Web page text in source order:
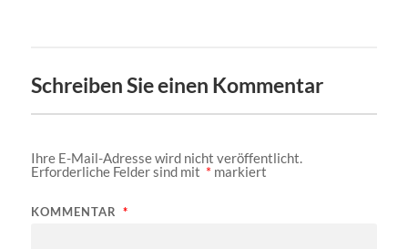
Schreiben Sie einen Kommentar
Ihre E-Mail-Adresse wird nicht veröffentlicht.
Erforderliche Felder sind mit * markiert
KOMMENTAR *